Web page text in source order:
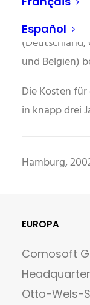
Español
müssen unter
(Deutschland,
und Belgien)
Die Kosten
in knapp drei
Hamburg,
EUROPA
Comosoft
Headquarter
Otto-Wels-